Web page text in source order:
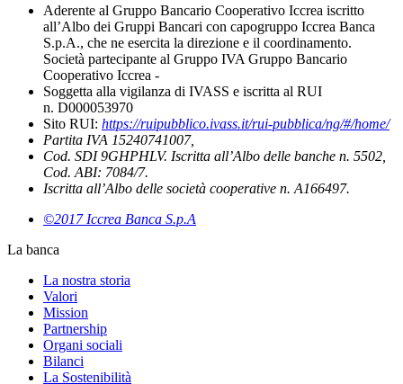
Aderente al Gruppo Bancario Cooperativo Iccrea iscritto
all’Albo dei Gruppi Bancari con capogruppo Iccrea Banca
S.p.A., che ne esercita la direzione e il coordinamento.
Società partecipante al Gruppo IVA Gruppo Bancario
Cooperativo Iccrea -
Soggetta alla vigilanza di IVASS e iscritta al RUI
n. D000053970
Sito RUI: https://ruipubblico.ivass.it/rui-pubblica/ng/#/home/
Partita IVA 15240741007,
Cod. SDI 9GHPHLV. Iscritta all’Albo delle banche n. 5502,
Cod. ABI: 7084/7.
Iscritta all’Albo delle società cooperative n. A166497.
©2017 Iccrea Banca S.p.A
La banca
La nostra storia
Valori
Mission
Partnership
Organi sociali
Bilanci
La Sostenibilità